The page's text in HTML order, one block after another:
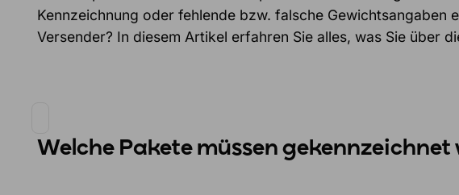
Kennzeichnung oder fehlende bzw. falsche Gewichtsangaben
Versender? In diesem Artikel erfahren Sie alles, was Sie über
Welche Pakete müssen gekennzeichnet